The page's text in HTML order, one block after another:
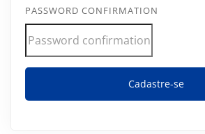
PASSWORD CONFIRMATION
Cadastre-se